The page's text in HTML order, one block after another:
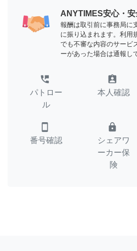
ANYTIMES安心・
報酬は取引前に事務局に
に振り込まれます。利用
でも不審な内容のサービ
ーがあった場合は通報し
perm_phone_msg
パトロー
ル
assignment_ind
本人確認
smartphone
番号確認
lock
シェアワ
ーカー保
険